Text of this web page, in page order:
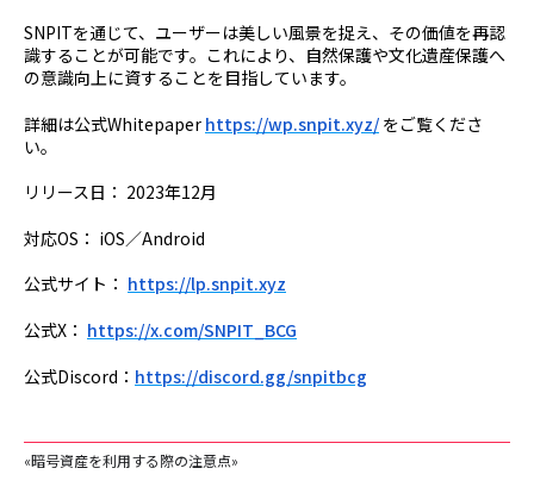
SNPITを通じて、ユーザーは美しい風景を捉え、その価値を再認
識することが可能です。これにより、自然保護や文化遺産保護へ
の意識向上に資することを目指しています。
詳細は公式Whitepaper https://wp.snpit.xyz/ をご覧くださ
い。
リリース日： 2023年12月
対応OS： iOS／Android
公式サイト： https://lp.snpit.xyz
公式X： https://x.com/SNPIT_BCG
公式Discord： https://discord.gg/snpitbcg
«暗号資産を利用する際の注意点»